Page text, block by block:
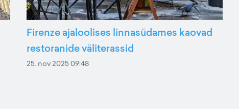
Firenze ajaloolises linnasüdames kaovad
restoranide väliterassid
25. nov 2025 09:48